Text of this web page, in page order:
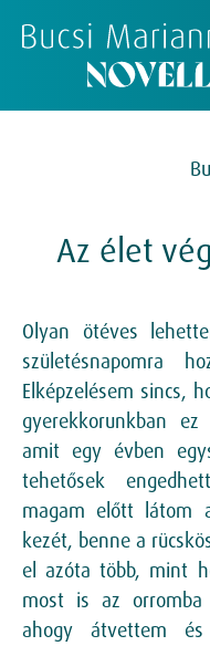
Az élet
Olyan ötéves
születésnapomra
Elképzelésem sincs,
gyerekkorunkban
amit egy évben
tehetősek
magam előtt látom
kezét, benne a
el azóta több, mint
most is az orromba
ahogy átvettem és